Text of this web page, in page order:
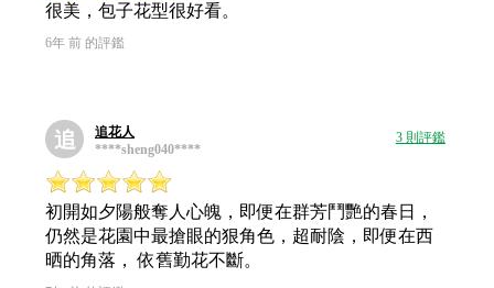
很美，包子花型很好看。
6年 前 的評鑑
追
追花人
****sheng040****
3 則評鑑
初開如夕陽般奪人心魄，即便在群芳鬥艷的春日，
仍然是花園中最搶眼的狠角色，超耐陰，即便在西
晒的角落， 依舊勤花不斷。